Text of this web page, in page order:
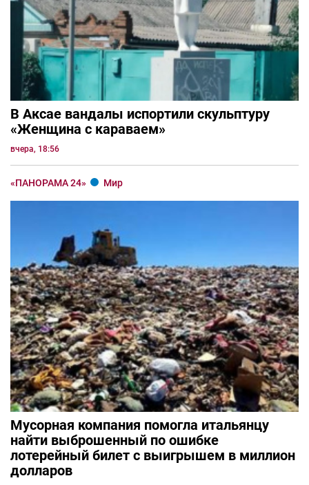
В Аксае вандалы испортили скульптуру
«Женщина с караваем»
вчера, 18:56
«ПАНОРАМА 24» Мир
Мусорная компания помогла итальянцу
найти выброшенный по ошибке
лотерейный билет с выигрышем в миллион
долларов